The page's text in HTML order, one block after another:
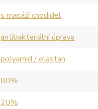
s masáží chodidel
antibakteriální úprava
polyamid / elastan
80%
20%